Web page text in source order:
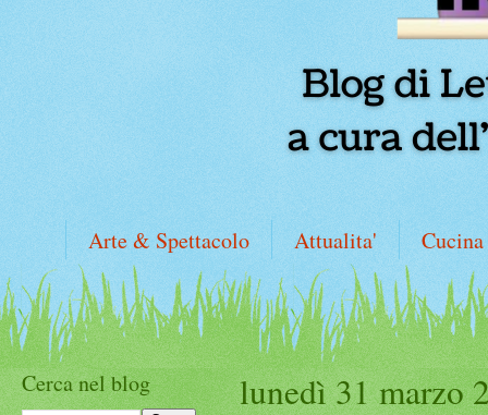
Arte & Spettacolo Attualita' Cucina
lunedì 31 marzo
Cerca nel blog